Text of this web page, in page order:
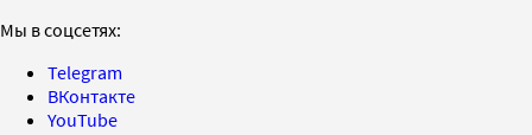
Мы в соцсетях:
Telegram
ВКонтакте
YouTube